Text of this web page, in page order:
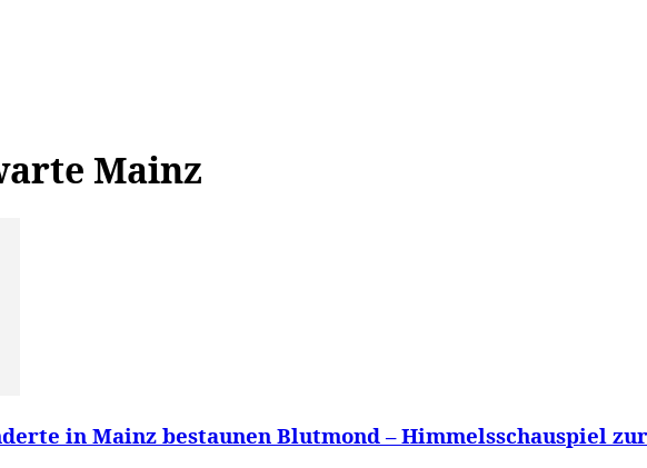
Mainz
in Mainz bestaunen Blutmond – Himmelsschauspiel